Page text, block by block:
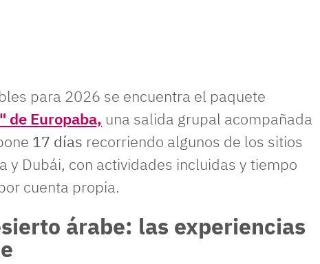
para 2026 se encuentra el paquete
de Europaba, una salida grupal acompañada
17 días recorriendo algunos de los sitios
y Dubái, con actividades incluidas y tiempo
cuenta propia.
árabe: las experiencias